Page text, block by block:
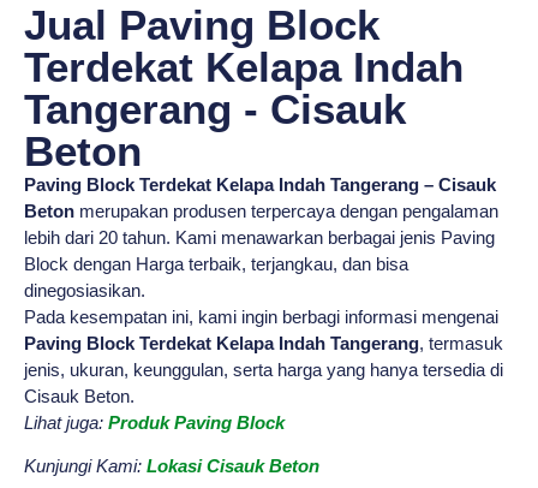
Jual Paving Block
Terdekat Kelapa Indah
Tangerang - Cisauk
Beton
Paving Block Terdekat Kelapa Indah Tangerang – Cisauk
Beton merupakan produsen terpercaya dengan pengalaman
lebih dari 20 tahun. Kami menawarkan berbagai jenis Paving
Block dengan Harga terbaik, terjangkau, dan bisa
dinegosiasikan.
Pada kesempatan ini, kami ingin berbagi informasi mengenai
Paving Block Terdekat Kelapa Indah Tangerang, termasuk
jenis, ukuran, keunggulan, serta harga yang hanya tersedia di
Cisauk Beton.
Lihat juga: Produk Paving Block
Kunjungi Kami: Lokasi Cisauk Beton